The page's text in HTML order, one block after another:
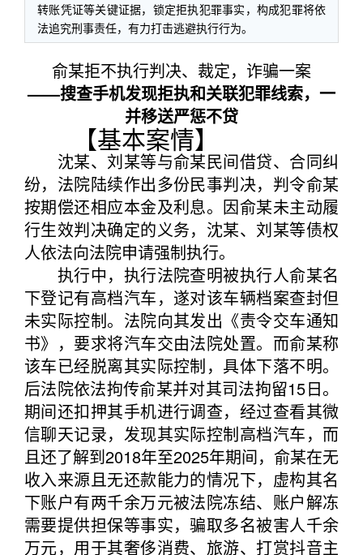
转账凭证等关键证据，锁定拒执犯罪事实，构成犯罪将依
法追究刑事责任，有力打击逃避执行行为。
俞某拒不执行判决、裁定，诈骗一案
——搜查手机发现拒执和关联犯罪线索，一
并移送严惩不贷
【基本案情】
沈某、刘某等与俞某民间借贷、合同纠
纷，法院陆续作出多份民事判决，判令俞某
按期偿还相应本金及利息。因俞某未主动履
行生效判决确定的义务，沈某、刘某等债权
人依法向法院申请强制执行。
执行中，执行法院查明被执行人俞某名
下登记有高档汽车，遂对该车辆档案查封但
未实际控制。法院向其发出《责令交车通知
书》，要求将汽车交由法院处置。而俞某称
该车已经脱离其实际控制，具体下落不明。
后法院依法拘传俞某并对其司法拘留15日。
期间还扣押其手机进行调查，经过查看其微
信聊天记录，发现其实际控制高档汽车，而
且还了解到2018年至2025年期间，俞某在无
收入来源且无还款能力的情况下，虚构其名
下账户有两千余万元被法院冻结、账户解冻
需要提供担保等事实，骗取多名被害人千余
万元，用于其奢侈消费、旅游、打赏抖音主